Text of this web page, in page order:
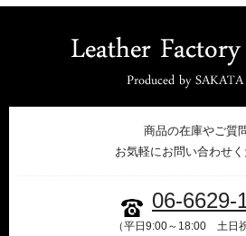
商品の在庫やご質
お気軽にお問い合わせく
06-6629-
（平日9:00～18:00 土日